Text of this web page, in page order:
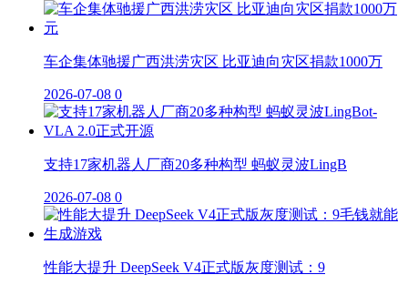
车企集体驰援广西洪涝灾区 比亚迪向灾区捐款1000万
2026-07-08 0
支持17家机器人厂商20多种构型 蚂蚁灵波LingB
2026-07-08 0
性能大提升 DeepSeek V4正式版灰度测试：9